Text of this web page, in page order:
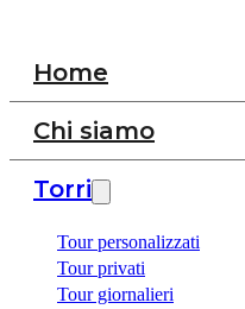
Home
Chi siamo
Torri
Tour personalizzati
Tour privati
Tour giornalieri